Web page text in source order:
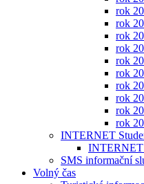
rok
rok
rok
rok
rok
rok
rok
rok
rok
rok
INTERNET
INTERNET
SMS informační
Volný čas